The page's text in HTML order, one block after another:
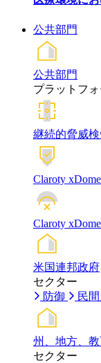
公共部門
公共部門
プラットフォ
継続的脅威
Claroty
Claroty xDome
米国連邦政府
セクター
防御
民間
州、地方、教
セクター